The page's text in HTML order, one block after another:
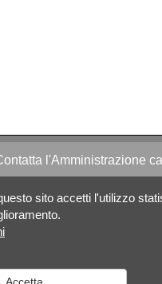
sito accetti l'utilizzo
l'Amministrazione